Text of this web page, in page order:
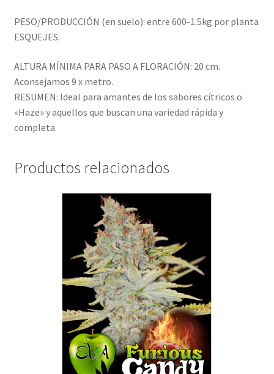
PESO/PRODUCCIÓN (en suelo): entre 600-1.5kg por planta
ESQUEJES:
ALTURA MÍNIMA PARA PASO A FLORACIÓN: 20 cm.
Aconsejamos 9 x metro.
RESUMEN: Ideal para amantes de los sabores cítricos o
«Haze» y aquellos que buscan una variedad rápida y
completa.
Productos relacionados